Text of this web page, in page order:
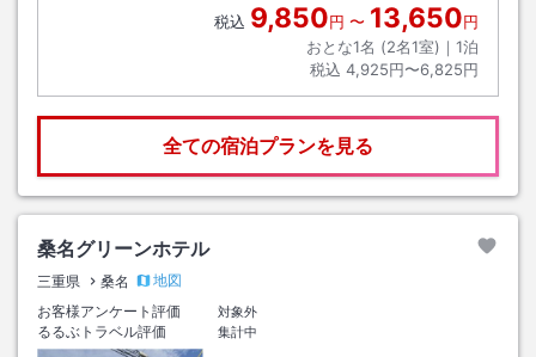
税込 9,850円 〜 13,650円
おとな1名 (2名1室)｜ 1泊
税込 4,925円〜6,825円
全ての宿泊プランを見る
桑名グリーンホテル
三重県 桑名
地図
お客様アンケート評価
対象外
るるぶトラベル評価 集計中